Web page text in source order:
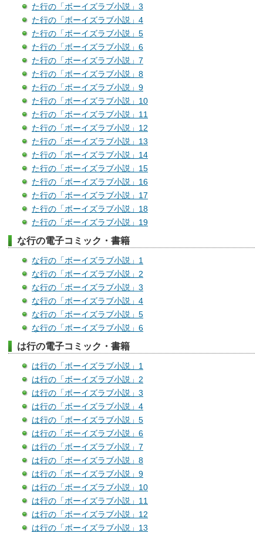
た行の「ボーイズラブ小説」3
た行の「ボーイズラブ小説」4
た行の「ボーイズラブ小説」5
た行の「ボーイズラブ小説」6
た行の「ボーイズラブ小説」7
た行の「ボーイズラブ小説」8
た行の「ボーイズラブ小説」9
た行の「ボーイズラブ小説」10
た行の「ボーイズラブ小説」11
た行の「ボーイズラブ小説」12
た行の「ボーイズラブ小説」13
た行の「ボーイズラブ小説」14
た行の「ボーイズラブ小説」15
た行の「ボーイズラブ小説」16
た行の「ボーイズラブ小説」17
た行の「ボーイズラブ小説」18
た行の「ボーイズラブ小説」19
な行の電子コミック・書籍
な行の「ボーイズラブ小説」1
な行の「ボーイズラブ小説」2
な行の「ボーイズラブ小説」3
な行の「ボーイズラブ小説」4
な行の「ボーイズラブ小説」5
な行の「ボーイズラブ小説」6
は行の電子コミック・書籍
は行の「ボーイズラブ小説」1
は行の「ボーイズラブ小説」2
は行の「ボーイズラブ小説」3
は行の「ボーイズラブ小説」4
は行の「ボーイズラブ小説」5
は行の「ボーイズラブ小説」6
は行の「ボーイズラブ小説」7
は行の「ボーイズラブ小説」8
は行の「ボーイズラブ小説」9
は行の「ボーイズラブ小説」10
は行の「ボーイズラブ小説」11
は行の「ボーイズラブ小説」12
は行の「ボーイズラブ小説」13